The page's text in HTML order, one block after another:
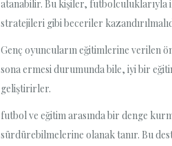
atanabilir. Bu kişiler, futbolculuklarıyla
stratejileri gibi beceriler
Genç oyuncuların eğitimlerine verilen
sona ermesi durumunda bile, iyi bir
geliştirirler.
futbol ve eğitim arasında bir denge
sürdürebilmelerine olanak tanır. Bu